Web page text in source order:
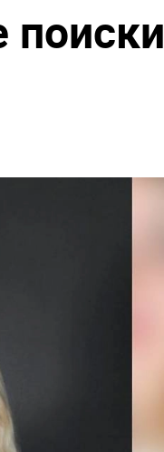
поиски